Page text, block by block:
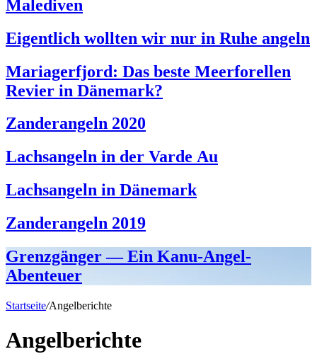
Malediven
Eigentlich wollten wir nur in Ruhe angeln
Mariagerfjord: Das beste Meerforellen
Revier in Dänemark?
Zanderangeln 2020
Lachsangeln in der Varde Au
Lachsangeln in Dänemark
Zanderangeln 2019
Grenzgänger — Ein Kanu-Angel-
Abenteuer
Startseite/Angelberichte
Angelberichte